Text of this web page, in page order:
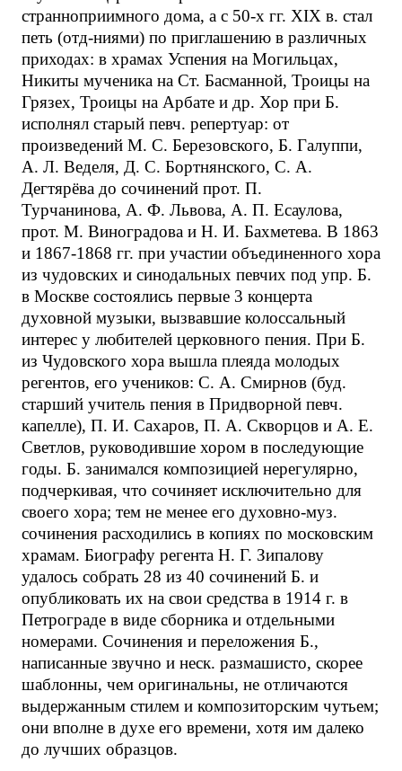
странноприимного дома, а с 50-х гг. XIX в. стал
петь (отд-ниями) по приглашению в различных
приходах: в храмах Успения на Могильцах,
Никиты мученика на Ст. Басманной, Троицы на
Грязех, Троицы на Арбате и др. Хор при Б.
исполнял старый певч. репертуар: от
произведений М. С. Березовского, Б. Галуппи,
А. Л. Веделя, Д. С. Бортнянского, С. А.
Дегтярёва до сочинений прот. П.
Турчанинова, А. Ф. Львова, А. П. Есаулова,
прот. М. Виноградова и Н. И. Бахметева. В 1863
и 1867-1868 гг. при участии объединенного хора
из чудовских и синодальных певчих под упр. Б.
в Москве состоялись первые 3 концерта
духовной музыки, вызвавшие колоссальный
интерес у любителей церковного пения. При Б.
из Чудовского хора вышла плеяда молодых
регентов, его учеников: С. А. Смирнов (буд.
старший учитель пения в Придворной певч.
капелле), П. И. Сахаров, П. А. Скворцов и А. Е.
Светлов, руководившие хором в последующие
годы. Б. занимался композицией нерегулярно,
подчеркивая, что сочиняет исключительно для
своего хора; тем не менее его духовно-муз.
сочинения расходились в копиях по московским
храмам. Биографу регента Н. Г. Зипалову
удалось собрать 28 из 40 сочинений Б. и
опубликовать их на свои средства в 1914 г. в
Петрограде в виде сборника и отдельными
номерами. Сочинения и переложения Б.,
написанные звучно и неск. размашисто, скорее
шаблонны, чем оригинальны, не отличаются
выдержанным стилем и композиторским чутьем;
они вполне в духе его времени, хотя им далеко
до лучших образцов.